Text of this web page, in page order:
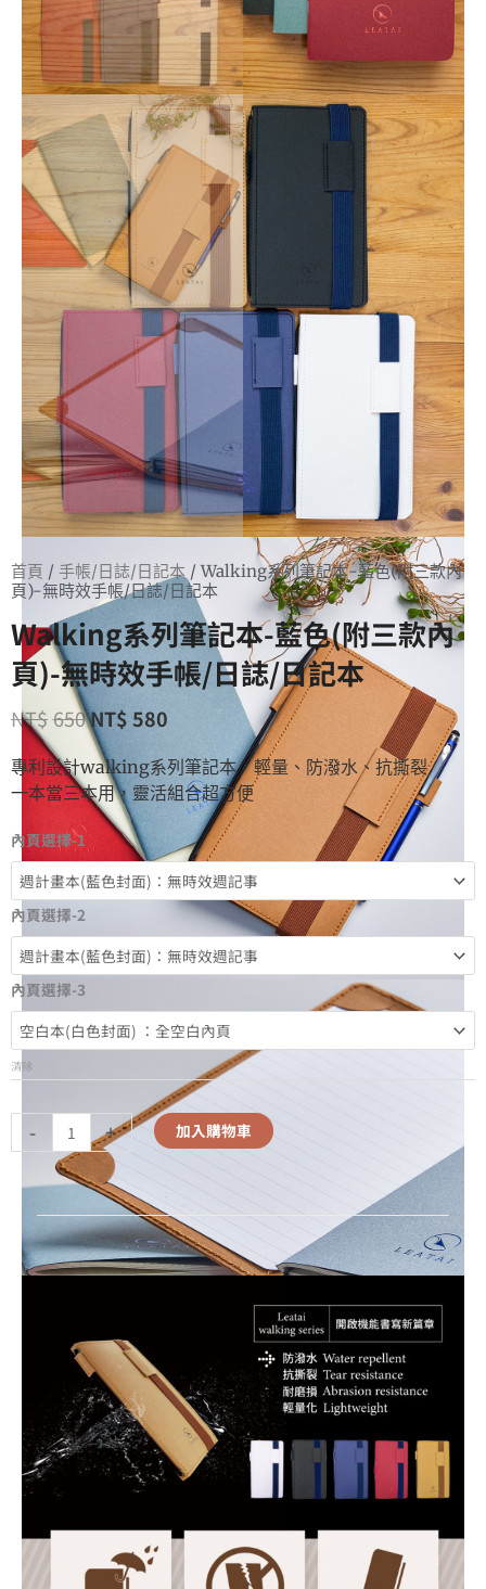
首頁 / 手帳/日誌/日記本 / Walking系列筆記本-藍色(附三款內
頁)-無時效手帳/日誌/日記本
Walking系列筆記本-藍色(附三款內
頁)-無時效手帳/日誌/日記本
NT$650NT$580
專利設計walking系列筆記本，輕量、防潑水、抗撕裂
一本當三本用，靈活組合超方便
內頁選擇-1
內頁選擇-2
內頁選擇-3
清除
- + 加入購物車